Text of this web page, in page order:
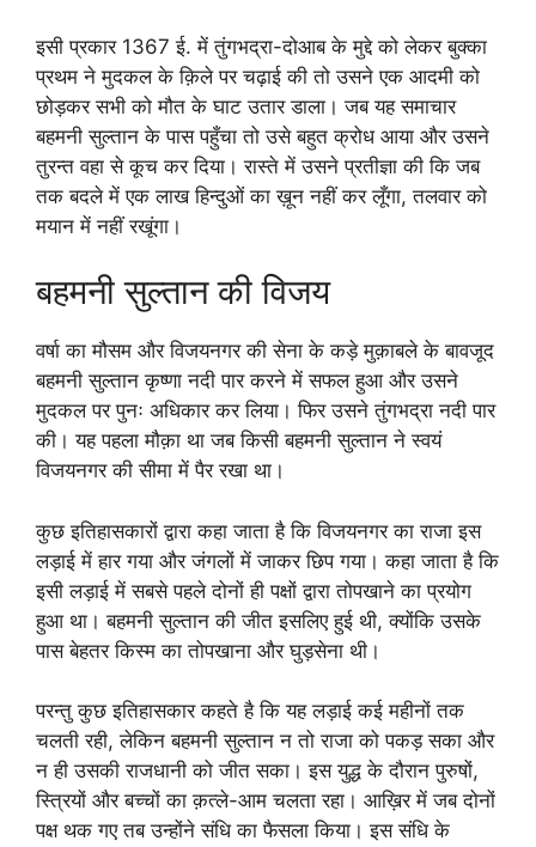
इसी प्रकार 1367 ई. में तुंगभद्रा-दोआब के मुद्दे को लेकर बुक्का
प्रथम ने मुदकल के क़िले पर चढ़ाई की तो उसने एक आदमी को
छोड़कर सभी को मौत के घाट उतार डाला। जब यह समाचार
बहमनी सुल्तान के पास पहुँचा तो उसे बहुत क्रोध आया और उसने
तुरन्त वहा से कूच कर दिया। रास्ते में उसने प्रतीज्ञा की कि जब
तक बदले में एक लाख हिन्दुओं का ख़ून नहीं कर लूँगा, तलवार को
मयान में नहीं रखूंगा।
बहमनी सुल्तान की विजय
वर्षा का मौसम और विजयनगर की सेना के कड़े मुक़ाबले के बावजूद
बहमनी सुल्तान कृष्णा नदी पार करने में सफल हुआ और उसने
मुदकल पर पुनः अधिकार कर लिया। फिर उसने तुंगभद्रा नदी पार
की। यह पहला मौक़ा था जब किसी बहमनी सुल्तान ने स्वयं
विजयनगर की सीमा में पैर रखा था।
कुछ इतिहासकारों द्वारा कहा जाता है कि विजयनगर का राजा इस
लड़ाई में हार गया और जंगलों में जाकर छिप गया। कहा जाता है कि
इसी लड़ाई में सबसे पहले दोनों ही पक्षों द्वारा तोपखाने का प्रयोग
हुआ था। बहमनी सुल्तान की जीत इसलिए हुई थी, क्योंकि उसके
पास बेहतर किस्म का तोपखाना और घुड़सेना थी।
परन्तु कुछ इतिहासकार कहते है कि यह लड़ाई कई महीनों तक
चलती रही, लेकिन बहमनी सुल्तान न तो राजा को पकड़ सका और
न ही उसकी राजधानी को जीत सका। इस युद्ध के दौरान पुरुषों,
स्त्रियों और बच्चों का क़त्ले-आम चलता रहा। आख़िर में जब दोनों
पक्ष थक गए तब उन्होंने संधि का फैसला किया। इस संधि के